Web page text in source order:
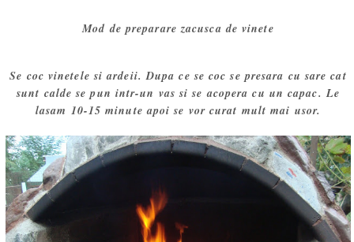
Mod de preparare zacusca de vinete
Se coc vinetele si ardeii. Dupa ce se coc se presara cu sare cat
sunt calde se pun intr-un vas si se acopera cu un capac. Le
lasam 10-15 minute apoi se vor curat mult mai usor.